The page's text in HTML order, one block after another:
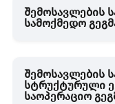
გალერია
შემოსავლების
სამოქმედო
შემოსავლების
სტრუქტურული
საოპერაციო